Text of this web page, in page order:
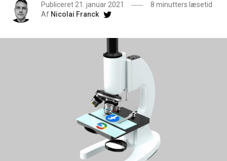
Publiceret 21. januar 2021
8 minutters læsetid
Af Nicolai Franck